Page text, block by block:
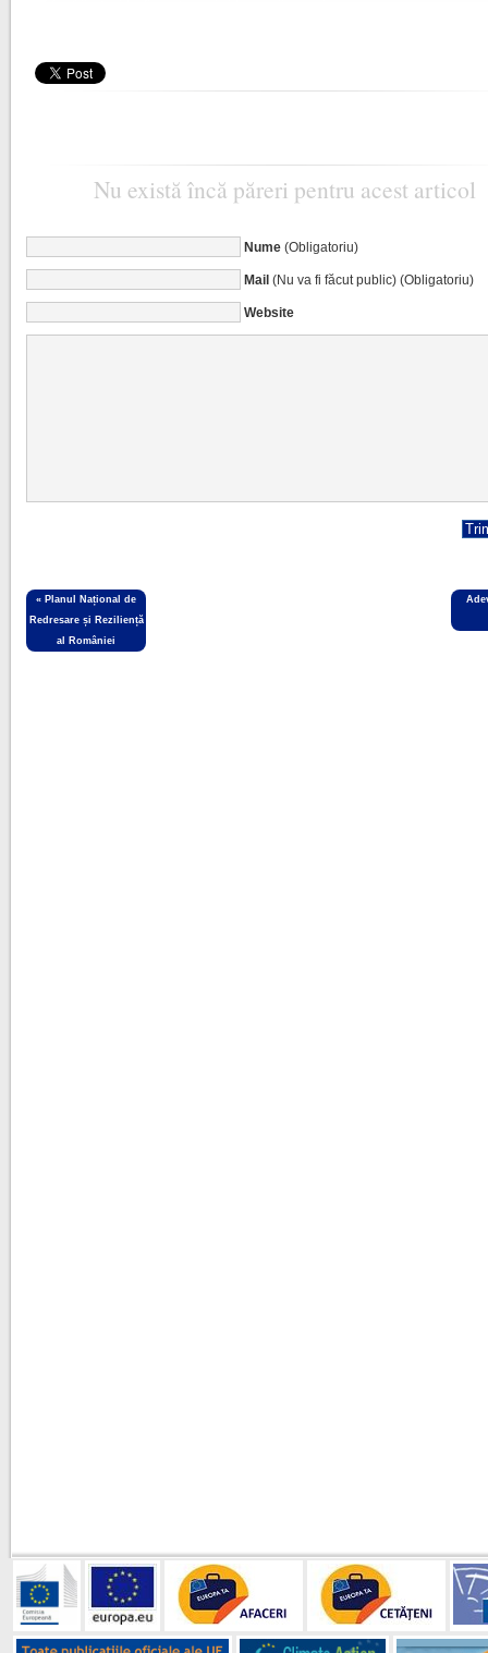
Nu există încă păreri pentru acest articol
Nume(Obligatoriu)
Mail(Nu va fi făcut public) (Obligatoriu)
Website
« Planul Național de
Redresare și Reziliență
al României